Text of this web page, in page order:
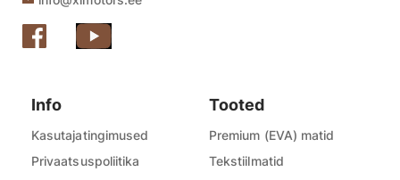
Info
Kasutajatingimused
Privaatsuspoliitika
Tooted
Premium (EVA) matid
Tekstiilmatid